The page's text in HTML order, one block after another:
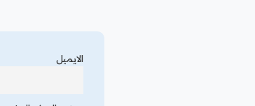
الايميل